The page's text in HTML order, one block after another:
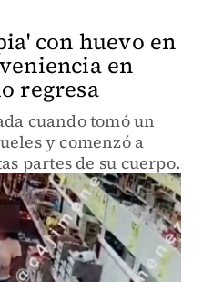
con huevo en
en
regresa
cuando tomó un
y comenzó a
partes de su cuerpo.